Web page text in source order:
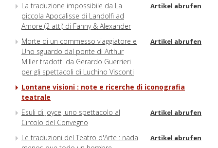
La traduzione impossibile da La
piccola Apocalisse di Landolfi ad
Amore (2 atti) di Fanny & Alexander
Artikel abrufen
Morte di un commesso viaggiatore e
Uno sguardo dal ponte di Arthur
Miller tradotti da Gerardo Guerrieri
per gli spettacoli di Luchino Visconti
Artikel abrufen
Lontane visioni : note e ricerche di iconografia
teatrale
Esuli di Joyce, uno spettacolo al
Circolo del Convegno
Artikel abrufen
Le traduzioni del Teatro d'Arte : nada
Artikel abrufen